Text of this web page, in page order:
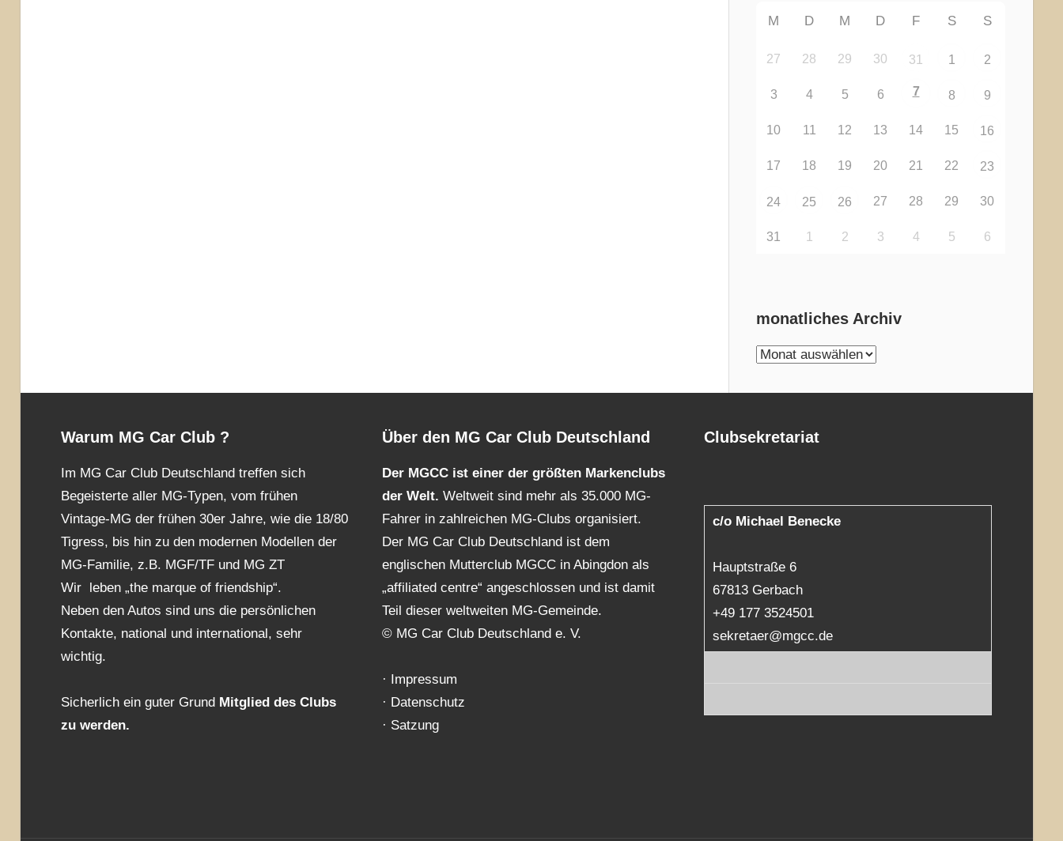
M D M D F S S
27 28 29 30 31 1 2
3 4 5 6 7 8 9
10 11 12 13 14 15 16
17 18 19 20 21 22 23
24 25 26 27 28 29 30
31 1 2 3 4 5 6
monatliches Archiv
monatliches
Warum MG Car Club ?
Im MG Car Club Deutschland treffen sich
Begeisterte aller MG-Typen, vom frühen
Vintage-MG der frühen 30er Jahre, wie die 18/80
Tigress, bis hin zu den modernen Modellen der
MG-Familie, z.B. MGF/TF und MG ZT
Wir leben „the marque of friendship“.
Neben den Autos sind uns die persönlichen
Kontakte, national und international, sehr
wichtig.
Sicherlich ein guter Grund Mitglied des Clubs
zu werden.
Über den MG Car Club Deutschland
Der MGCC ist einer der größten Markenclubs
der Welt.Weltweit sind mehr als 35.000 MG-
Fahrer in zahlreichen MG-Clubs organisiert.
Der MG Car Club Deutschland ist dem
englischen Mutterclub MGCC in Abingdon als
„affiliated centre“ angeschlossen und ist damit
Teil dieser weltweiten MG-Gemeinde.
© MG Car Club Deutschland e. V.
· Impressum
· Datenschutz
· Satzung
Clubsekretariat
c/o Michael Benecke
Hauptstraße 6
67813 Gerbach
+49 177 3524501
sekretaer@mgcc.de